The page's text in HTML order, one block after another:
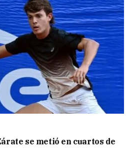
se metió en cuartos de